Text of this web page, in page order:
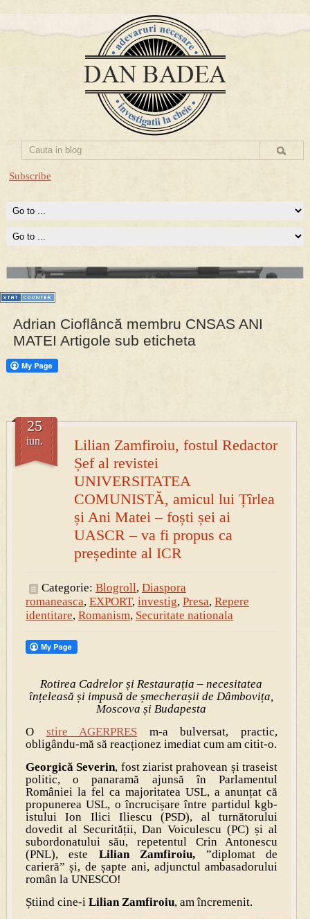
Subscribe
PRESA
Adrian Cioflâncă membru CNSAS ANI
MATEI Artigole sub eticheta
Lilian Zamfiroiu, fostul Redactor
Șef al revistei
UNIVERSITATEA
COMUNISTĂ, amicul lui Țîrlea
și Ani Matei – foști șei ai
UASCR – va fi propus ca
președinte al ICR
25
iun.
Categorie: Blogroll, Diaspora
romaneasca, EXPORT, investig, Presa, Repere
identitare, Romanism, Securitate nationala
Rotirea Cadrelor și Restaurația – necesitatea
înțeleasă și impusă de șmecherașii de Dâmbovița,
Moscova și Budapesta
O stire AGERPRES m-a bulversat, practic,
obligându-mă să reacționez imediat cum am citit-o.
Georgică Severin, fost ziarist prahovean și traseist
politic, o panaramă ajunsă în Parlamentul
României la fel ca majoritatea USL, a anunțat că
propunerea USL, o încrucișare între partidul kgb-
istului Ion Ilici Iliescu (PSD), al turnătorului
dovedit al Securității, Dan Voiculescu (PC) și al
subordonatului său, repetentul Crin Antonescu
(PNL), este Lilian Zamfiroiu, ”diplomat de
carieră” și, de șapte ani, adjunctul ambasadorului
român la UNESCO!
Știind cine-i Lilian Zamfiroiu, am încremenit.